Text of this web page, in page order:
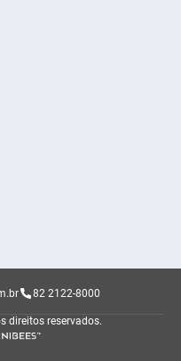
82 2122-8000
direitos reservados.